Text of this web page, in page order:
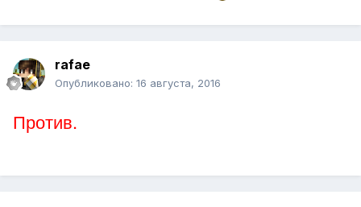
rafae
Опубликовано: 16 августа, 2016
Против.